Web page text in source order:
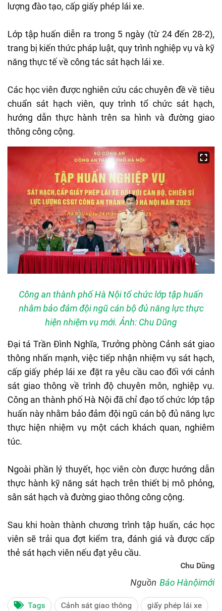
lượng đào tạo, cấp giấy phép lái xe.
Lớp tập huấn diễn ra trong 5 ngày (từ 24 đến 28-2),
trang bị kiến thức pháp luật, quy trình nghiệp vụ và kỹ
năng thực tế về công tác sát hạch lái xe.
Các học viên được nghiên cứu các chuyên đề về tiêu
chuẩn sát hạch viên, quy trình tổ chức sát hạch,
hướng dẫn thực hành trên sa hình và đường giao
thông công cộng.
Công an thành phố Hà Nội tổ chức lớp tập huấn
nhằm bảo đảm đội ngũ cán bộ đủ năng lực thực
hiện nhiệm vụ mới. Ảnh: Chu Dũng
Đại tá Trần Đình Nghĩa, Trưởng phòng Cảnh sát giao
thông nhấn mạnh, việc tiếp nhận nhiệm vụ sát hạch,
cấp giấy phép lái xe đặt ra yêu cầu cao đối với cảnh
sát giao thông về trình độ chuyên môn, nghiệp vụ.
Công an thành phố Hà Nội đã chỉ đạo tổ chức lớp tập
huấn này nhằm bảo đảm đội ngũ cán bộ đủ năng lực
thực hiện nhiệm vụ một cách khách quan, nghiêm
túc.
Ngoài phần lý thuyết, học viên còn được hướng dẫn
thực hành kỹ năng sát hạch trên thiết bị mô phỏng,
sân sát hạch và đường giao thông công cộng.
Sau khi hoàn thành chương trình tập huấn, các học
viên sẽ trải qua đợt kiểm tra, đánh giá và được cấp
thẻ sát hạch viên nếu đạt yêu cầu.
Chu Dũng
Nguồn Báo Hànộimới
Tags Cảnh sát giao thông giấy phép lái xe